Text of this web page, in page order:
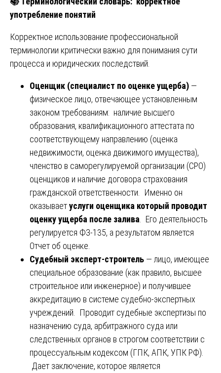
употребление понятий
Корректное использование профессиональной
терминологии критически важно для понимания сути
процесса и юридических последствий.
Оценщик (специалист по оценке ущерба) —
физическое лицо, отвечающее установленным
законом требованиям: наличие высшего
образования, квалификационного аттестата по
соответствующему направлению (оценка
недвижимости, оценка движимого имущества),
членство в саморегулируемой организации (СРО)
оценщиков и наличие договора страхования
гражданской ответственности. Именно он
оказываетуслуги оценщика который проводит
оценку ущерба после залива . Его деятельность
регулируется ФЗ-135, а результатом является
Отчет об оценке.
Судебный эксперт-строитель — лицо, имеющее
специальное образование (как правило, высшее
строительное или инженерное) и получившее
аккредитацию в системе судебно-экспертных
учреждений. Проводит судебные экспертизы по
назначению суда, арбитражного суда или
следственных органов в строгом соответствии с
процессуальным кодексом (ГПК, АПК, УПК РФ).
Дает заключение, которое является